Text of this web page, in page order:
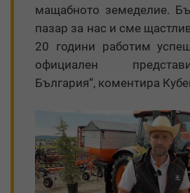
мащабното земеделие.
пазар за нас и сме
20 години работим
официален
България“, коментира